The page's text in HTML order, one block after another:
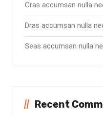
Cras accumsan nulla
Dras accumsan nulla
Seas accumsan nulla
Recent